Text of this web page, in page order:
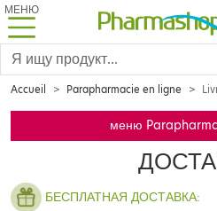
МЕНЮ
Accueil Parapharmacie en ligne
меню
БЕСПЛАТНАЯ ДОСТАВКА: